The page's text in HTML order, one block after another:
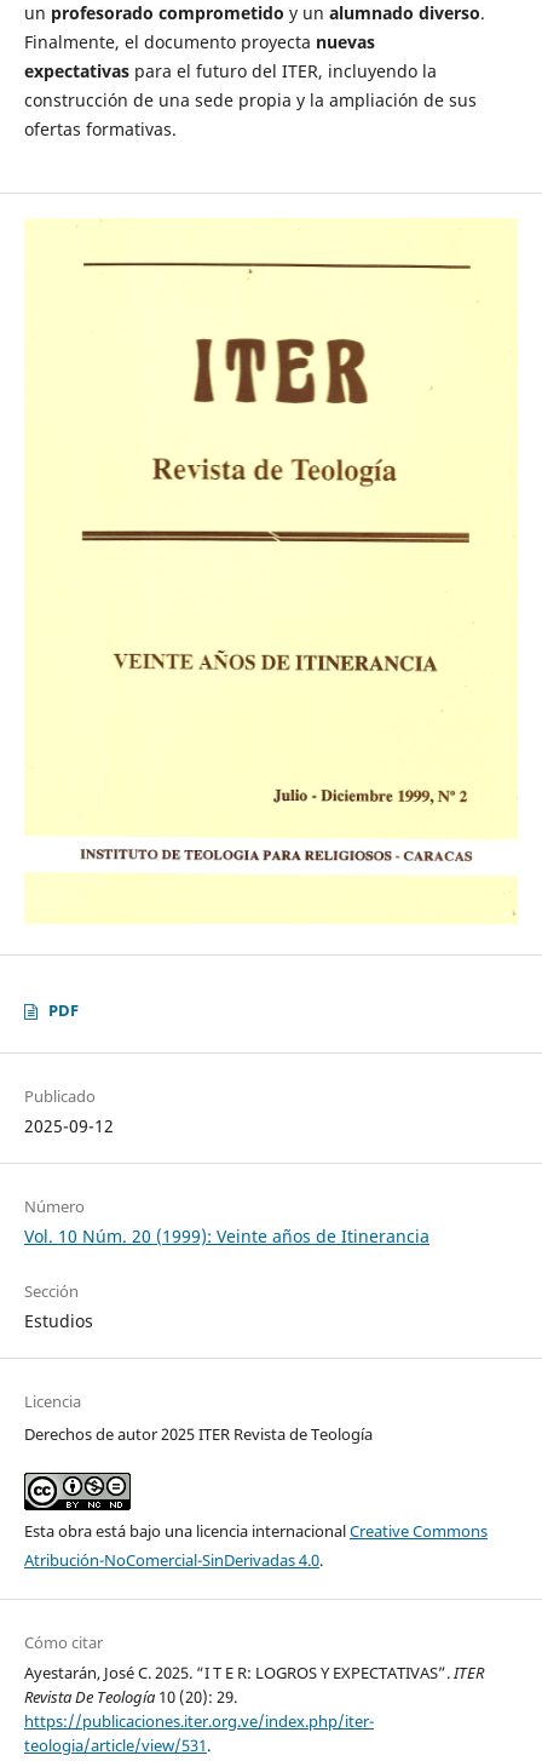
un profesorado comprometido y un alumnado diverso.
Finalmente, el documento proyecta nuevas
expectativaspara el futuro del ITER, incluyendo la
construcción de una sede propia y la ampliación de sus
ofertas formativas.
PDF
Publicado
2025-09-12
Número
Vol. 10 Núm. 20 (1999): Veinte años de Itinerancia
Sección
Estudios
Licencia
Derechos de autor 2025 ITER Revista de Teología
Esta obra está bajo una licencia internacionalCreative Commons
Atribución-NoComercial-SinDerivadas 4.0.
Cómo citar
Ayestarán, José C. 2025. “I T E R: LOGROS Y EXPECTATIVAS”.ITER
Revista De Teología10 (20): 29.
https://publicaciones.iter.org.ve/index.php/iter-
teologia/article/view/531.